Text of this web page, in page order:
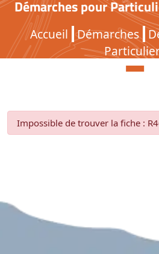
Démarches pour
Accueil Démarches
Démarches pour
Impossible de trouver la fiche :